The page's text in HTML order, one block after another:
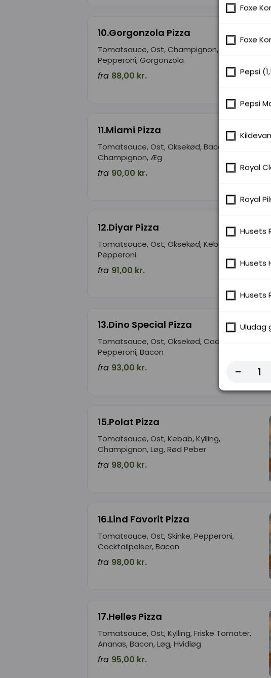
10.Gorgonzola Pizza
Tomatsauce, Ost, Champignon, Oksekød,
Pepperoni, Gorgonzola
fra 88,00 kr.
11.Miami Pizza
Tomatsauce, Ost, Oksekød, Bacon, Løg,
Champignon, Æg
fra 90,00 kr.
12.Diyar Pizza
Tomatsauce, Ost, Oksekød, Kebab,
Pepperoni
fra 91,00 kr.
13.Dino Special Pizza
Tomatsauce, Ost, Oksekød, Cocktailpølser,
Pepperoni, Bacon
fra 93,00 kr.
15.Polat Pizza
Tomatsauce, Ost, Kebab, Kylling,
Champignon, Løg, Rød Peber
fra 98,00 kr.
16.Lind Favorit Pizza
Tomatsauce, Ost, Skinke, Pepperoni,
Cocktailpølser, Bacon
fra 98,00 kr.
17.Helles Pizza
Tomatsauce, Ost, Kylling, Friske Tomater,
Ananas, Bacon, Løg, Hvidløg
fra 95,00 kr.
Faxe
Faxe
Pepsi
Pepsi
Royal
Royal
Husets
Husets
Husets
Uludag
-